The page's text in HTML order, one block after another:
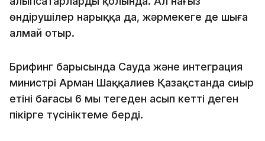
өндірушілер нарыққа да, жәрмеңкеге де шыға
алмай отыр.
Брифинг барысында Сауда және интеграция
министрі Арман Шаққалиев Қазақстанда сиыр
етінің бағасы 6 мың теңгеден асып кетті деген
пікірге түсініктеме берді.